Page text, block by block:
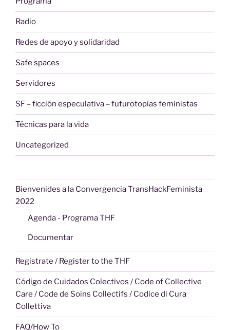
Radio
Redes de apoyo y solidaridad
Safe spaces
Servidores
SF – ficción especulativa – futurotopías feministas
Técnicas para la vida
Uncategorized
Bienvenides a la Convergencia TransHackFeminista
2022
Agenda - Programa THF
Documentar
Registrate / Register to the THF
Código de Cuidados Colectivos / Code of Collective
Care / Code de Soins Collectifs / Codice di Cura
Collettiva
FAQ/How To